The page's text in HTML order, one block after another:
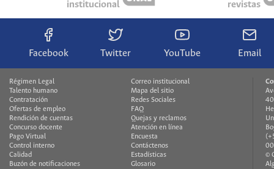
institucional
revistas
Facebook Twitter YouTube Email
Régimen Legal
Talento humano
Contratación
Ofertas de empleo
Rendición de cuentas
Concurso docente
Pago Virtual
Control interno
Calidad
Buzón de notificaciones
Correo institucional
Mapa del sitio
Redes Sociales
FAQ
Quejas y reclamos
Atención en línea
Encuesta
Contáctenos
Estadísticas
Glosario
©